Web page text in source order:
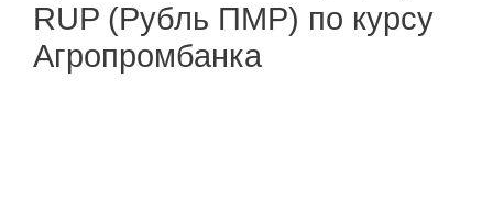
RUP (Рубль ПМР) по курсу
Агропромбанка